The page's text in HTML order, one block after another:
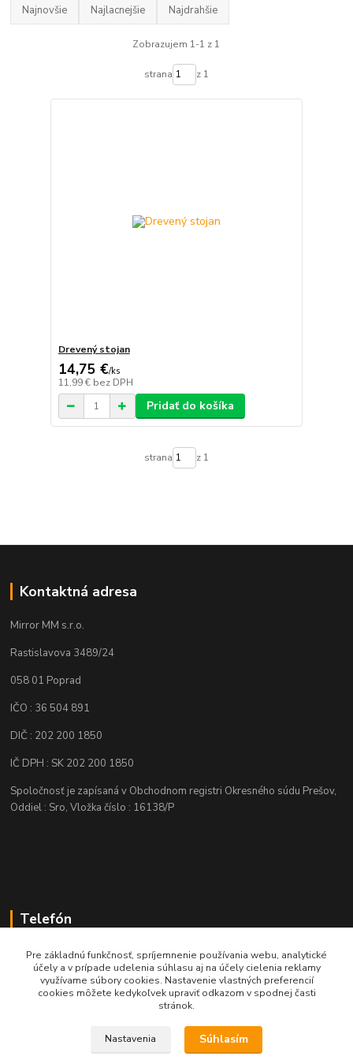
Najnovšie Najlacnejšie Najdrahšie
Zobrazujem 1-1 z 1
strana z 1
Drevený stojan
14,75 €/ks
11,99 € bez DPH
Pridať do košíka
strana z 1
Kontaktná adresa
Mirror MM s.r.o.
Rastislavova 3489/24
058 01 Poprad
IČO : 36 504 891
DIČ : 202 200 1850
IČ DPH : SK 202 200 1850
Spoločnosť je zapísaná v Obchodnom registri Okresného súdu Prešov,
Oddiel : Sro, Vložka číslo : 16138/P
Telefón
+421 905 622 625
obchod@nozeplus.sk
Pre základnú funkčnosť, spríjemnenie používania webu, analytické
účely a v prípade udelenia súhlasu aj na účely cielenia reklamy
využívame súbory cookies. Nastavenie vlastných preferencií
cookies môžete kedykoľvek upraviť odkazom v spodnej časti
stránok.
Nastavenia Súhlasím